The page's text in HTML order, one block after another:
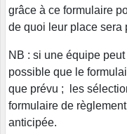
grâce à ce formulaire
de quoi leur place sera
NB : si une équipe
possible que le
que prévu ; les
formulaire de
anticipée.